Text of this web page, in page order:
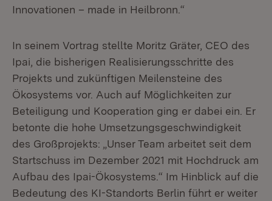
Innovationen – made in Heilbronn.“
In seinem Vortrag stellte Moritz Gräter, CEO des
Ipai, die bisherigen Realisierungsschritte des
Projekts und zukünftigen Meilensteine des
Ökosystems vor. Auch auf Möglichkeiten zur
Beteiligung und Kooperation ging er dabei ein. Er
betonte die hohe Umsetzungsgeschwindigkeit
des Großprojekts: „Unser Team arbeitet seit dem
Startschuss im Dezember 2021 mit Hochdruck am
Aufbau des Ipai-Ökosystems.“ Im Hinblick auf die
Bedeutung des KI-Standorts Berlin führt er weiter